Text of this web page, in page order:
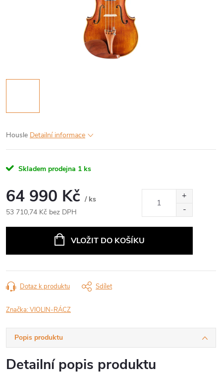
Housle Detailní informace
Skladem prodejna 1 ks
64 990 Kč / ks
53 710,74 Kč bez DPH
VLOŽIT DO KOŠÍKU
Dotaz k produktu Sdílet
Značka:VIOLIN-RÁCZ
Popis produktu
Detailní popis produktu